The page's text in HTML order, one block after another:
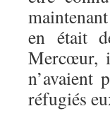
en était
Mercœur,
n’avaient
réfugiés